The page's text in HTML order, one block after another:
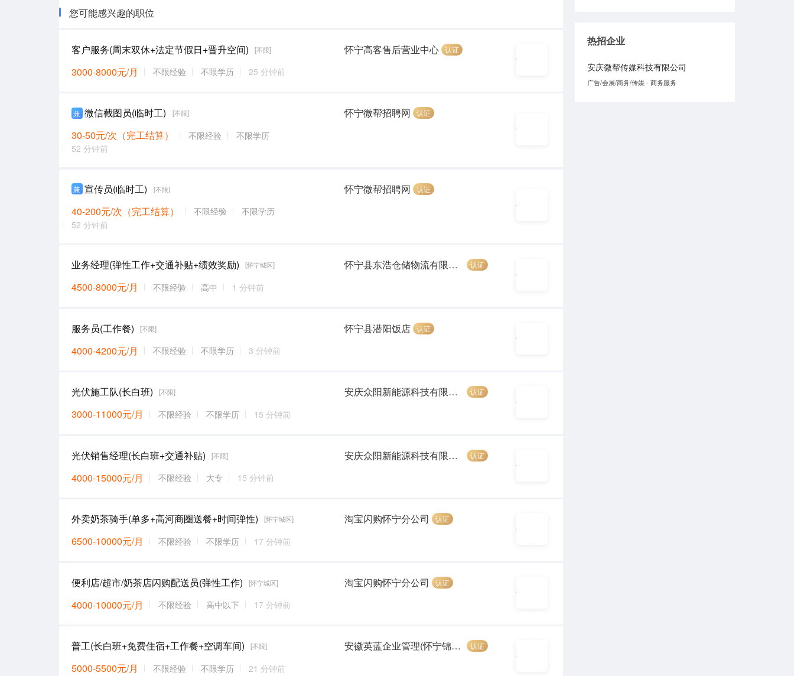
您可能感兴趣的职位
客户服务(周末双休+法定节假日+晋升空间) [不限]
3000-8000元/月 不限经验 不限学历 25 分钟前
怀宁高客售后营业中心 认证
兼 微信截图员(临时工) [不限]
30-50元/次（完工结算） 不限经验
不限学历
52 分钟前
怀宁微帮招聘网 认证
兼 宣传员(临时工) [不限]
40-200元/次（完工结算） 不限经验
不限学历
52 分钟前
怀宁微帮招聘网 认证
业务经理(弹性工作+交通补贴+绩效奖励) [怀宁城区]
4500-8000元/月 不限经验 高中 1 分钟前
怀宁县东浩仓储物流有限公司 认证
服务员(工作餐) [不限]
4000-4200元/月 不限经验 不限学历 3 分钟前
怀宁县潜阳饭店 认证
光伏施工队(长白班) [不限]
3000-11000元/月 不限经验 不限学历 15 分钟前
安庆众阳新能源科技有限公司 认证
光伏销售经理(长白班+交通补贴) [不限]
4000-15000元/月 不限经验 大专 15 分钟前
安庆众阳新能源科技有限公司 认证
外卖奶茶骑手(单多+高河商圈送餐+时间弹性) [怀宁城区]
6500-10000元/月 不限经验 不限学历 17 分钟前
淘宝闪购怀宁分公司 认证
便利店/超市/奶茶店闪购配送员(弹性工作) [怀宁城区]
4000-10000元/月 不限经验 高中以下 17 分钟前
淘宝闪购怀宁分公司 认证
普工(长白班+免费住宿+工作餐+空调车间) [不限]
5000-5500元/月 不限经验 不限学历 21 分钟前
安徽英蓝企业管理(怀宁锦恒汽车) 认证
热招企业
安庆微帮传媒科技有限公司
广告/会展/商务/传媒 - 商务服务